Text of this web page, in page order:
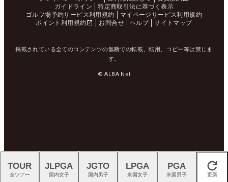
ガイドライン
特定商取引法に基づく表示
ゴルフ場予約サービス利用規約
マイページサービス利用規約
ポイント利用規約
お問合せ ヘルプ サイトマップ
掲載されている全てのコンテンツの無断での転載、転用、コピー等は禁じま
す。
© ALBA Net
閉じる
TOUR
全ツアー
JLPGA
国内女子
JGTO
国内男子
LPGA
米国女子
PGA
米国男子 更新